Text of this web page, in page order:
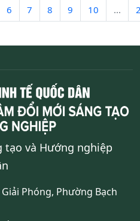
6 7 8 9 10 ...
và Hướng nghiệp
Phóng, Phường Bạch